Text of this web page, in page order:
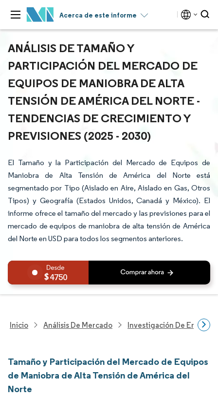
Acerca de este informe
ANÁLISIS DE TAMAÑO Y
PARTICIPACIÓN DEL MERCADO DE
EQUIPOS DE MANIOBRA DE ALTA
TENSIÓN DE AMÉRICA DEL NORTE -
TENDENCIAS DE CRECIMIENTO Y
PREVISIONES (2025 - 2030)
El Tamaño y la Participación del Mercado de Equipos de
Maniobra de Alta Tensión de América del Norte está
segmentado por Tipo (Aislado en Aire, Aislado en Gas, Otros
Tipos) y Geografía (Estados Unidos, Canadá y México). El
informe ofrece el tamaño del mercado y las previsiones para el
mercado de equipos de maniobra de alta tensión de América
del Norte en USD para todos los segmentos anteriores.
4750
Inicio Análisis De Mercado Investigación De Energía
Tamaño y Participación del Mercado de Equipos
de Maniobra de Alta Tensión de América del
Norte